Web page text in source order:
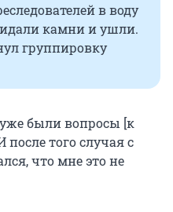
в воду
камни и ушли.
группировку
были вопросы [к
того случая с
что мне это не